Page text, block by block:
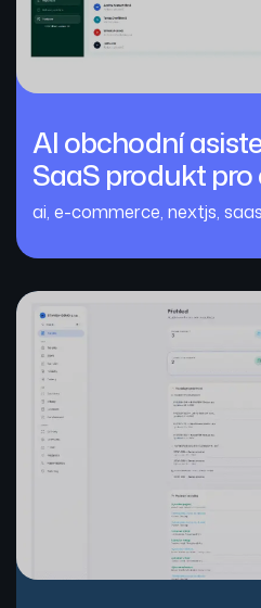
AI obchodní
SaaS produkt pro
ai, e-commerce, nextjs, saas